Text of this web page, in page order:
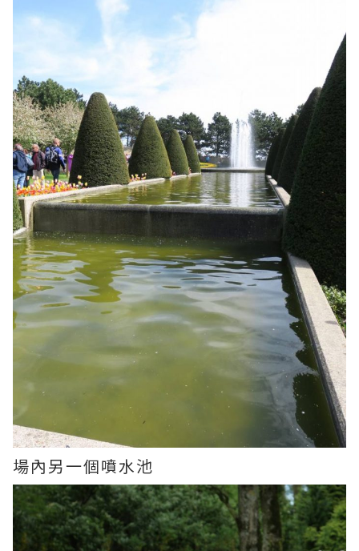
場內另一個噴水池